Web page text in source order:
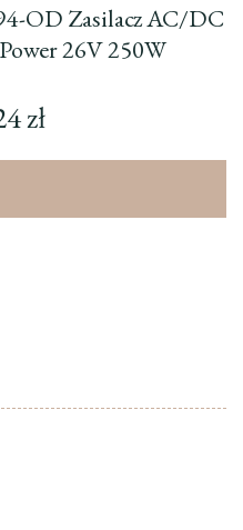
OD Zasilacz AC/DC
26V 250W
zł